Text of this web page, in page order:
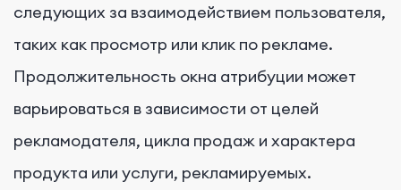
следующих за взаимодействием пользователя,
таких как просмотр или клик по рекламе.
Продолжительность окна атрибуции может
варьироваться в зависимости от целей
рекламодателя, цикла продаж и характера
продукта или услуги, рекламируемых.